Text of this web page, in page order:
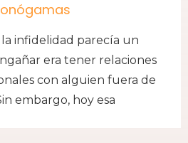
infidelidad parecía un
era tener relaciones
con alguien fuera de
embargo, hoy esa